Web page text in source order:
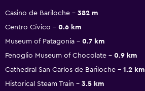
Casino de Bariloche
382 m
Centro Cívico
0.6 km
Museum of Patagonia
0.7 km
Fenoglio Museum of Chocolate
0.9 km
Cathedral San Carlos de Bariloche
1.2 km
Historical Steam Train
3.5 km